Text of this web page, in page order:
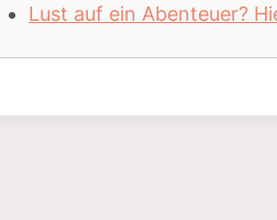
Lust auf ein Abenteuer?